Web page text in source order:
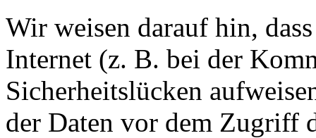
Wir weisen darauf hin,
Internet (z. B. bei der
Sicherheitslücken
der Daten vor dem Zugriff